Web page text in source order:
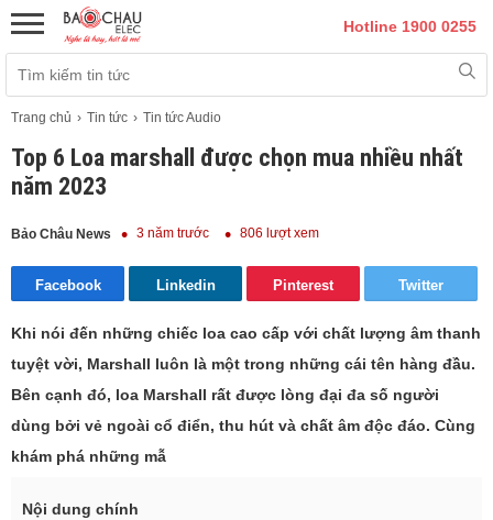
Hotline 1900 0255
Trang chủ Tin tức Tin tức Audio
Top 6 Loa marshall được chọn mua nhiều nhất
năm 2023
Bảo Châu News 3 năm trước 806 lượt xem
Facebook Linkedin Pinterest Twitter
Khi nói đến những chiếc loa cao cấp với chất lượng âm thanh
tuyệt vời, Marshall luôn là một trong những cái tên hàng đầu.
Bên cạnh đó, loa Marshall rất được lòng đại đa số người
dùng bởi vẻ ngoài cổ điển, thu hút và chất âm độc đáo. Cùng
khám phá những mẫ
Nội dung chính